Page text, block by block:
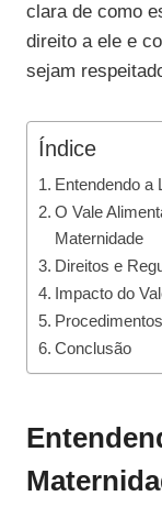
clara de como
direito a ele e
sejam
Índice
Entendendo a
O Vale
Maternidade
Direitos e
Impacto do
Conclusão